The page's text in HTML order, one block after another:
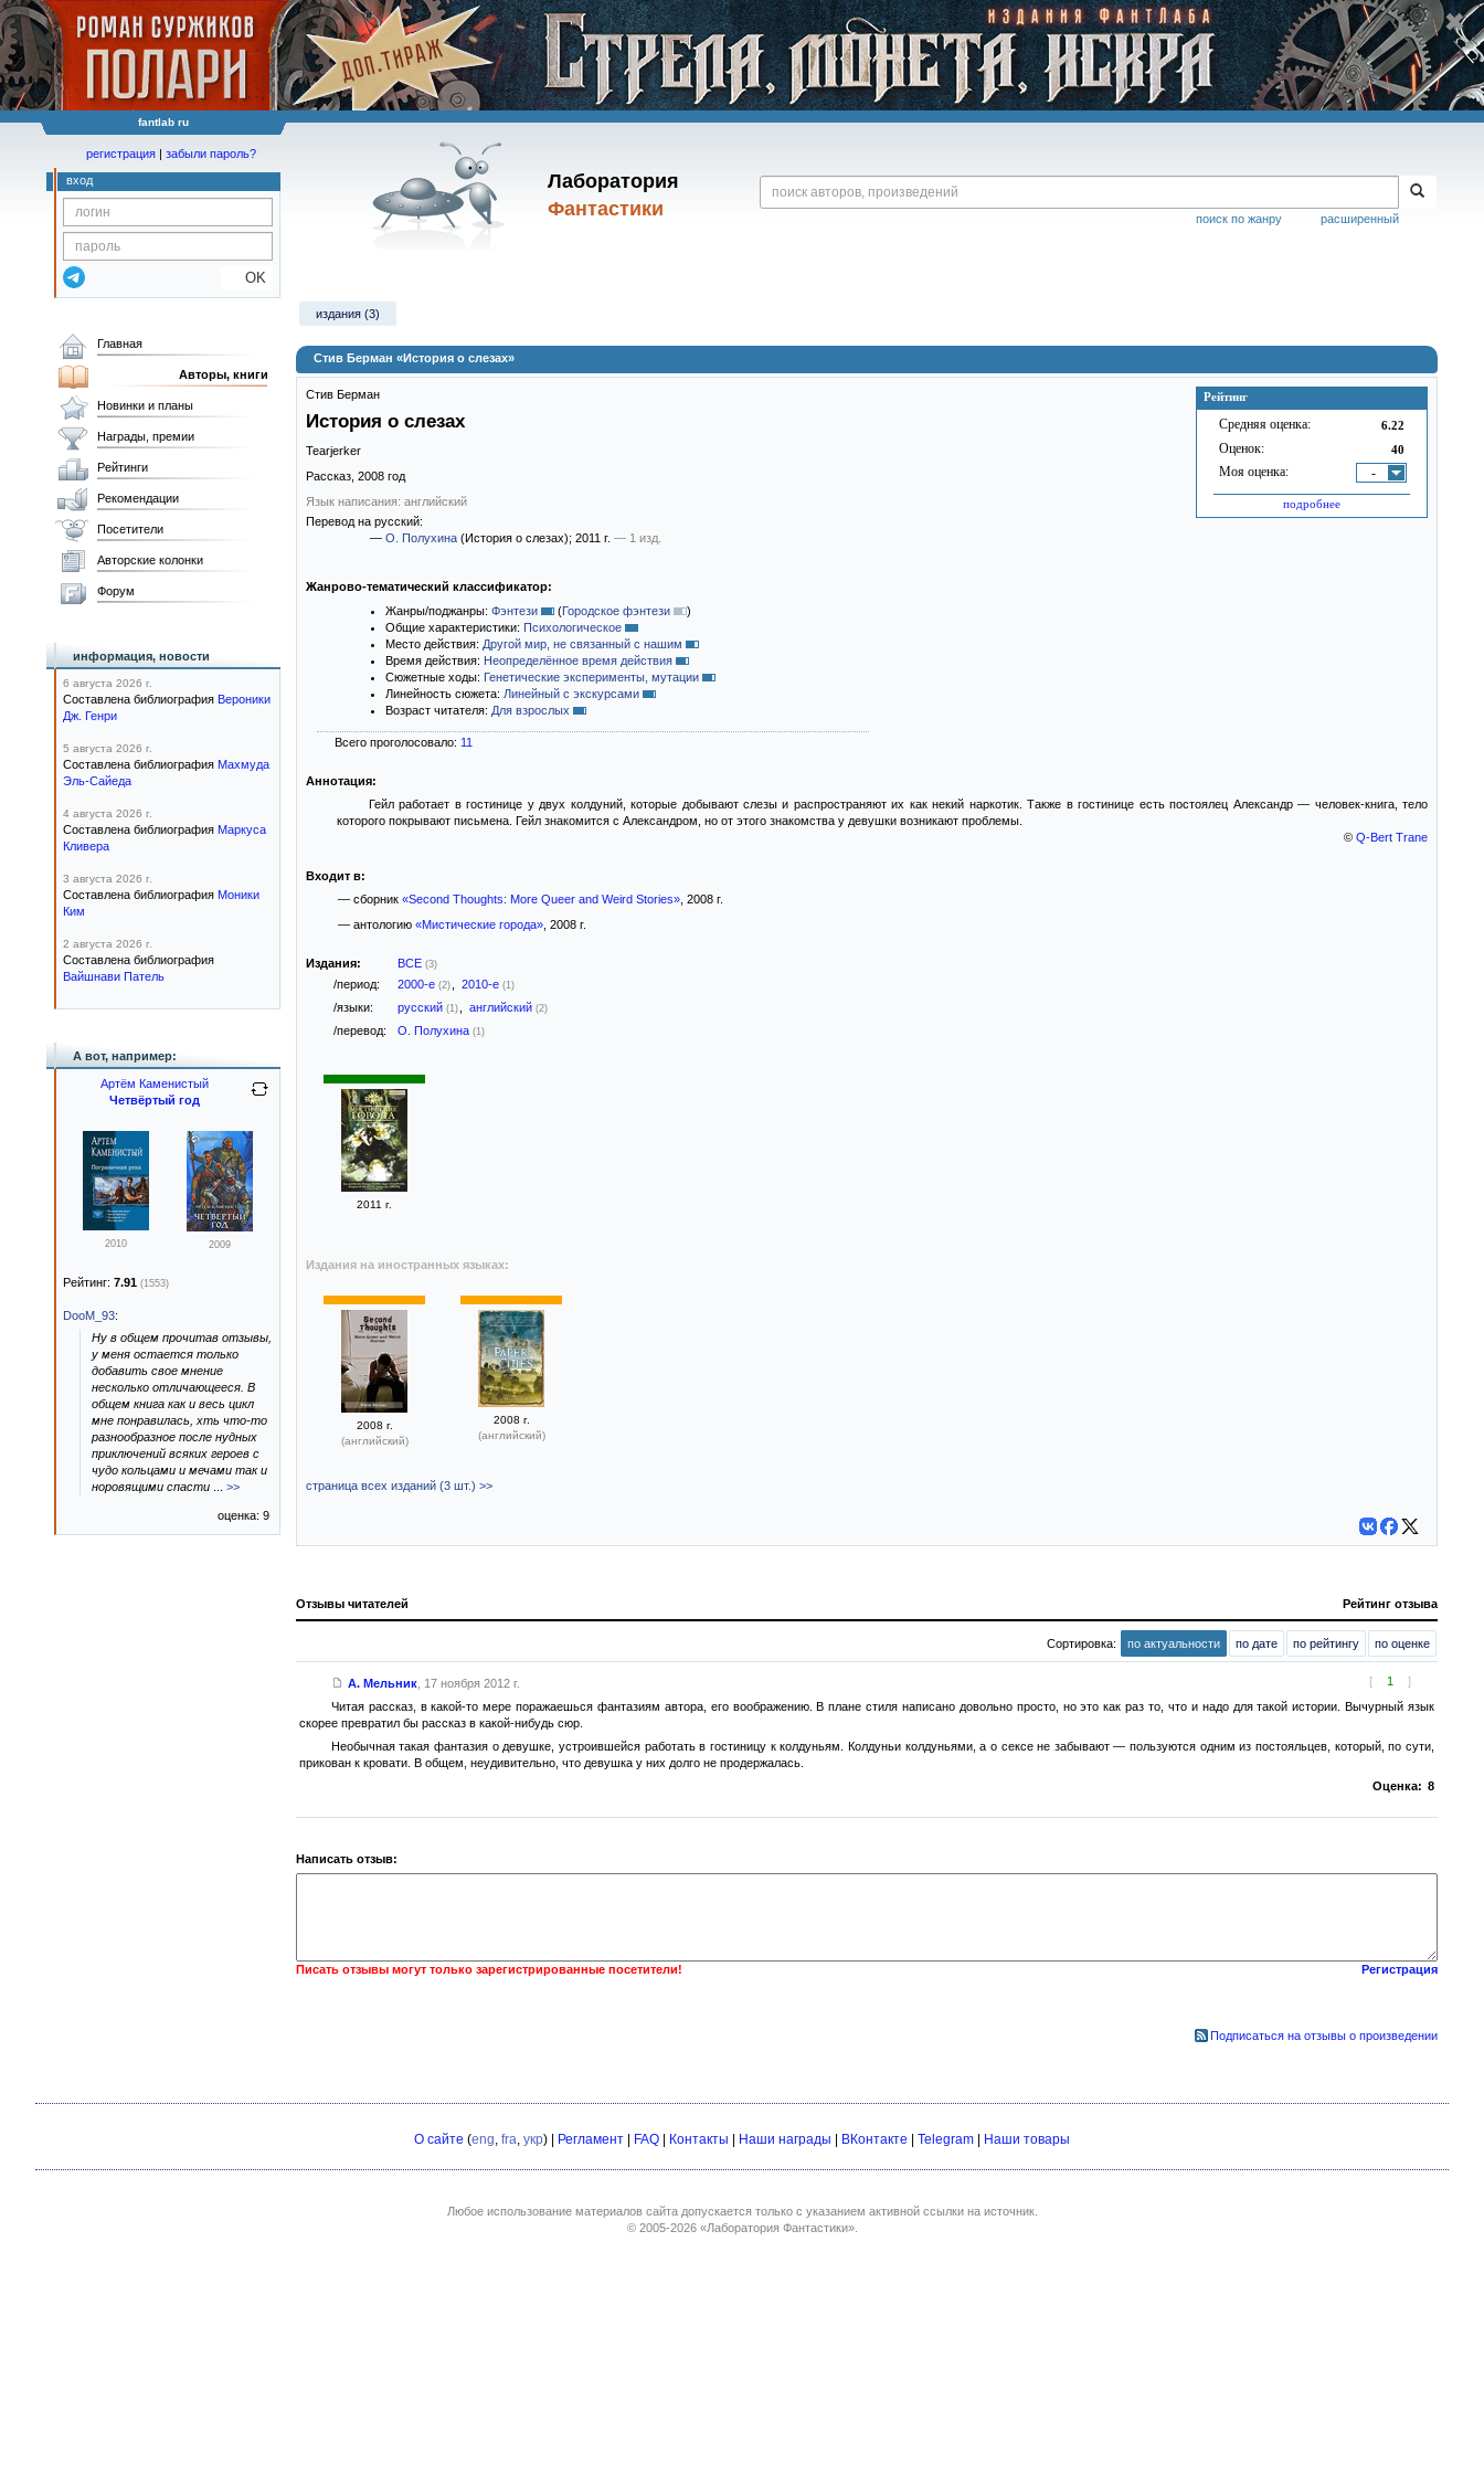
fantlab ru
Лаборатория
Фантастики
расширенный
поиск по жанру
регистрация | забыли пароль?
вход
OK
издания (3)
Стив Берман «История о слезах»
Рейтинг
Средняя оценка: 6.22
Оценок: 40
Моя оценка: -
подробнее
Стив Берман
История о слезах
Tearjerker
Рассказ, 2008 год
Язык написания: английский
Перевод на русский:
— О. Полухина (История о слезах); 2011 г. — 1 изд.
Жанрово-тематический классификатор:
Жанры/поджанры: Фэнтези (Городское фэнтези
)
Общие характеристики: Психологическое
Место действия: Другой мир, не связанный с нашим
Время действия: Неопределённое время действия
Сюжетные ходы: Генетические эксперименты, мутации
Линейность сюжета: Линейный с экскурсами
Возраст читателя: Для взрослых
Всего проголосовало: 11
Аннотация:
Гейл работает в гостинице у двух колдуний, которые добывают слезы и распространяют их как некий наркотик. Также в гостинице есть постоялец Александр — человек-книга, тело
которого покрывают письмена. Гейл знакомится с Александром, но от этого знакомства у девушки возникают проблемы.
© Q-Bert Trane
Входит в:
— сборник «Second Thoughts: More Queer and Weird Stories», 2008 г.
— антологию «Мистические города», 2008 г.
Издания: ВСЕ (3)
/период: 2000-е (2) 2010-е (1)
/языки: русский (1) английский (2)
/перевод: О. Полухина (1)
2011 г.
Издания на иностранных языках:
2008 г.
(английский)
2008 г.
(английский)
страница всех изданий (3 шт.) >>
Отзывы читателей Рейтинг отзыва
Сортировка: по актуальности по дате по рейтингу по оценке
[ 1 ]
А. Мельник, 17 ноября 2012 г.
Читая рассказ, в какой-то мере поражаешься фантазиям автора, его воображению. В плане стиля написано довольно просто, но это как раз то, что и надо для такой истории. Вычурный язык
скорее превратил бы рассказ в какой-нибудь сюр.
Необычная такая фантазия о девушке, устроившейся работать в гостиницу к колдуньям. Колдуньи колдуньями, а о сексе не забывают — пользуются одним из постояльцев, который, по сути,
прикован к кровати. В общем, неудивительно, что девушка у них долго не продержалась.
Оценка: 8
Написать отзыв:
Писать отзывы могут только зарегистрированные посетители! Регистрация
Подписаться на отзывы о произведении
Главная
Авторы, книги
Новинки и планы
Награды, премии
Рейтинги
Рекомендации
Посетители
Авторские колонки
Форум
информация, новости
6 августа 2026 г.
Составлена библиография Вероники
Дж. Генри
5 августа 2026 г.
Составлена библиография Махмуда
Эль-Сайеда
4 августа 2026 г.
Составлена библиография Маркуса
Кливера
3 августа 2026 г.
Составлена библиография Моники
Ким
2 августа 2026 г.
Составлена библиография
Вайшнави Патель
А вот, например:
Артём Каменистый
Четвёртый год
2010 2009
Рейтинг: 7.91 (1553)
DooM_93:
Ну в общем прочитав отзывы,
у меня остается только
добавить свое мнение
несколько отличающееся. В
общем книга как и весь цикл
мне понравилась, хть что-то
разнообразное после нудных
приключений всяких героев с
чудо кольцами и мечами так и
норовящими спасти
>>
оценка: 9
О сайте (eng, fra, укр) | Регламент FAQ Контакты Наши награды ВКонтакте Telegram Наши товары
Любое использование материалов сайта допускается только с указанием активной ссылки на источник.
© 2005-2026 «Лаборатория Фантастики».